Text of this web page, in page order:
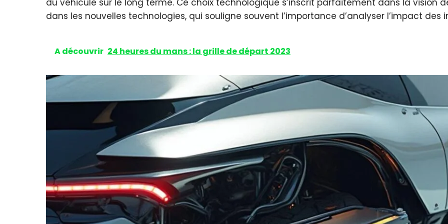
du véhicule sur le long terme. Ce choix technologique s’inscrit parfaitement dans la vision
dans les nouvelles technologies, qui souligne souvent l’importance d’analyser l’impact
A découvrir 24 heures du mans : la grille de départ 2023